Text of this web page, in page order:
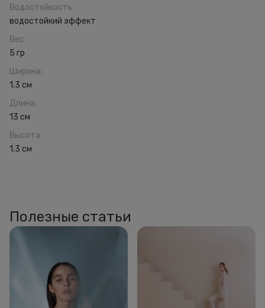
Водостойкость:
водостойкий эффект
Вес:
5 гр
Ширина:
1.3 см
Длина:
13 см
Высота:
1.3 см
Полезные статьи